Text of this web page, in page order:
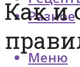
Разное
Меню
Как и